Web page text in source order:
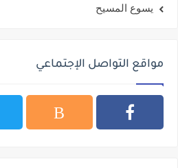
يسوع المسيح
مواقع التواصل الإجتماعي